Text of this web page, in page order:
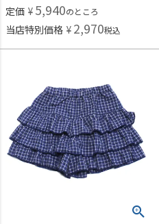
定価 ¥ 5,940のところ
当店特別価格 ¥ 2,970税込